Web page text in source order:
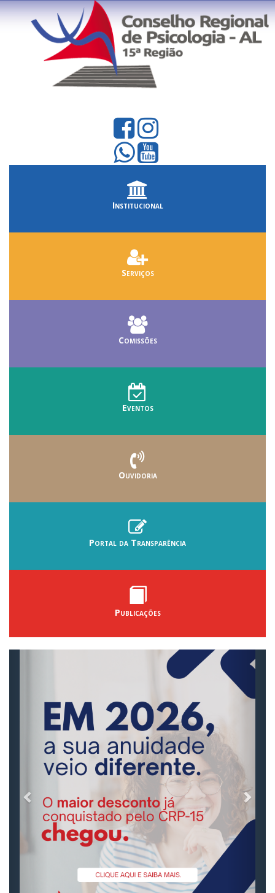
Institucional
Serviços
Comissões
Eventos
Ouvidoria
Portal da Transparência
Publicações